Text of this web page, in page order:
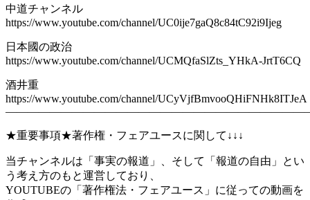
中道チャンネル
https://www.youtube.com/channel/UC0ije7gaQ8c84tC92i9Ijeg
日本國の政治
https://www.youtube.com/channel/UCMQfaSlZts_YHkA-JrtT6CQ
酒井重
https://www.youtube.com/channel/UCyVjfBmvooQHiFNHk8ITJeA
★重要事項★著作権・フェアユースに関して↓↓↓
当チャンネルは「事実の報道」、そして「報道の自由」とい
う考え方のもと運営しており、
YOUTUBEの「著作権法・フェアユース」に従っての動画を